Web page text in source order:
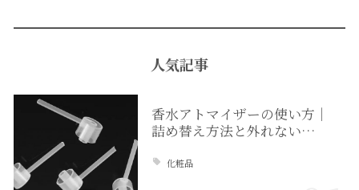
人気記事
香水アトマイザーの使い方｜
詰め替え方法と外れない…
化粧品